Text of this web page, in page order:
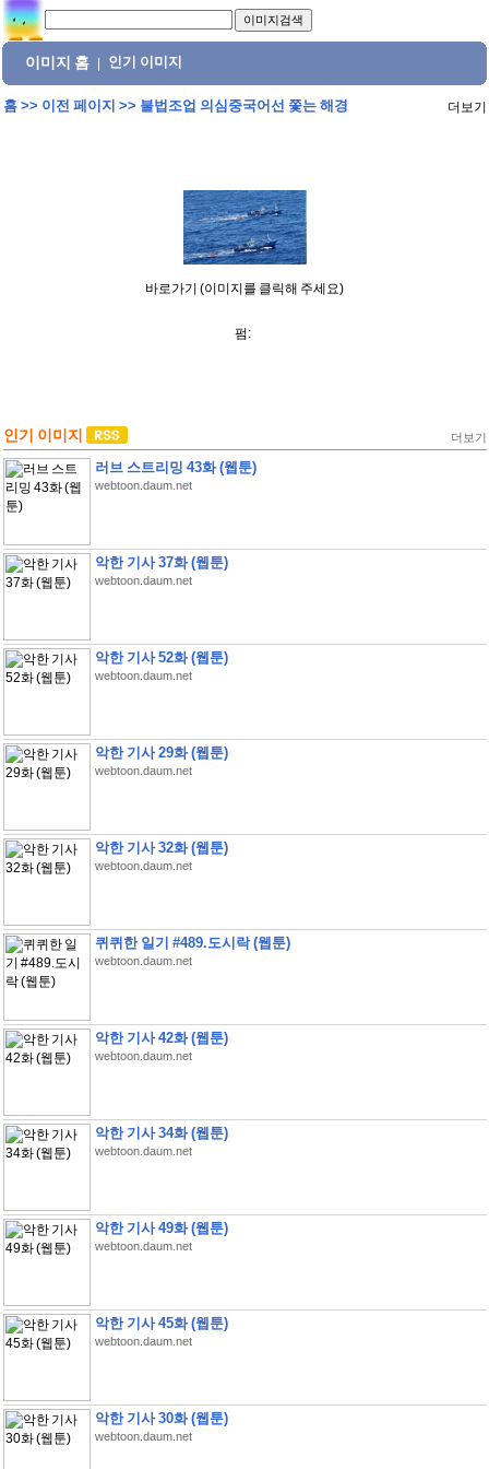
이미지 홈 인기 이미지
홈>> 이전 페이지 >> 불법조업 의심중국어선 쫓는 해경 더보기
바로가기 (이미지를 클릭해 주세요)
펌:
인기 이미지 더보기
러브 스트리밍 43화 (웹툰)
webtoon.daum.net
악한 기사 37화 (웹툰)
webtoon.daum.net
악한 기사 52화 (웹툰)
webtoon.daum.net
악한 기사 29화 (웹툰)
webtoon.daum.net
악한 기사 32화 (웹툰)
webtoon.daum.net
퀴퀴한 일기 #489.도시락 (웹툰)
webtoon.daum.net
악한 기사 42화 (웹툰)
webtoon.daum.net
악한 기사 34화 (웹툰)
webtoon.daum.net
악한 기사 49화 (웹툰)
webtoon.daum.net
악한 기사 45화 (웹툰)
webtoon.daum.net
악한 기사 30화 (웹툰)
webtoon.daum.net